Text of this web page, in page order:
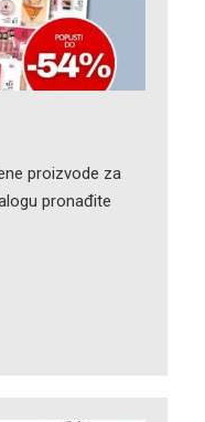
proizvode za
pronađite